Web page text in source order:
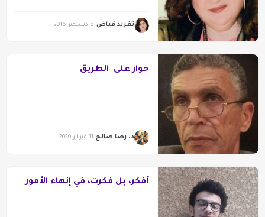
تغريد فياض 8 ديسمبر 2016
حوار على الطريق
د. رضا صالح 11 فبراير 2020
أُفكر، بل فكرت، في إنهاء الأمور